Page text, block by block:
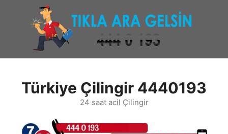
Türkiye Çilingir 4440193
24 saat acil Çilingir